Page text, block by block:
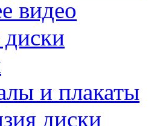
видео
и плакаты
диски